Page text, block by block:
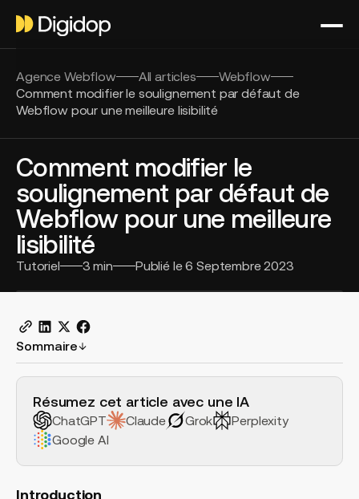
Agence Webflow All articles
Webflow
Comment modifier le soulignement par défaut de
Webflow pour une meilleure lisibilité
Comment modifier le
soulignement par défaut de
Webflow pour une meilleure
lisibilité
Tutoriel 3 min Publié le6 Septembre 2023
Sommaire
Résumez cet article avec une IA
ChatGPT Claude Grok
Perplexity
Google AI
Introduction